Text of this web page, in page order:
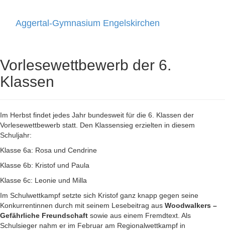
Aggertal-Gymnasium Engelskirchen
Vorlesewettbewerb der 6.
Klassen
Im Herbst findet jedes Jahr bundesweit für die 6. Klassen der
Vorlesewettbewerb statt. Den Klassensieg erzielten in diesem
Schuljahr:
Klasse 6a: Rosa und Cendrine
Klasse 6b: Kristof und Paula
Klasse 6c: Leonie und Milla
Im Schulwettkampf setzte sich Kristof ganz knapp gegen seine
Konkurrentinnen durch mit seinem Lesebeitrag aus Woodwalkers –
Gefährliche Freundschaft sowie aus einem Fremdtext. Als
Schulsieger nahm er im Februar am Regionalwettkampf in